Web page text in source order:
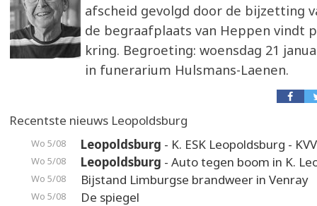
afscheid gevolgd door de bijzetting
de begraafplaats van Heppen vindt
kring. Begroeting: woensdag 21
in funerarium Hulsmans-Laenen.
Recentste nieuws Leopoldsburg
Wo 5/08 Leopoldsburg - K. ESK Leopoldsburg -
Wo 5/08 Leopoldsburg - Auto tegen boom in K.
Wo 5/08 Bijstand Limburgse brandweer in Venray
Wo 5/08 De spiegel